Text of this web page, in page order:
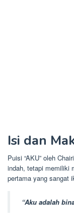
Isi dan
Puisi “AKU” oleh
indah, tetapi memiliki
pertama yang sangat
“Aku adalah